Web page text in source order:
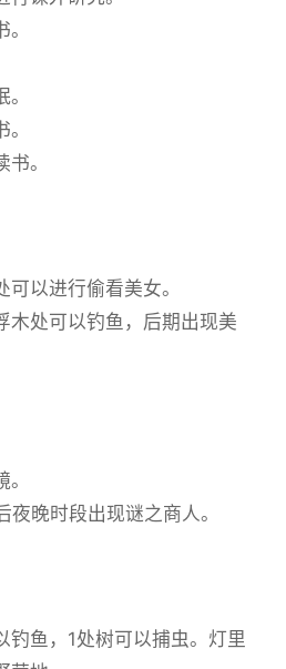
。
以进行偷看美女。
木处可以钓鱼，后期出现美
夜晚时段出现谜之商人。
钓鱼，1处树可以捕虫。灯里